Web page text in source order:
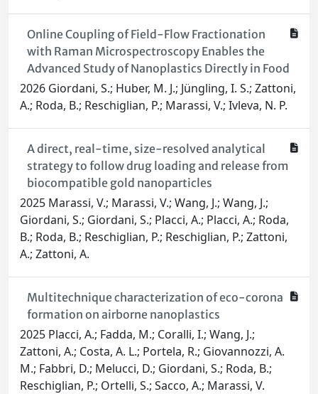
Online Coupling of Field-Flow Fractionation
with Raman Microspectroscopy Enables the
Advanced Study of Nanoplastics Directly in Food
2026 Giordani, S.; Huber, M. J.; Jüngling, I. S.; Zattoni,
A.; Roda, B.; Reschiglian, P.; Marassi, V.; Ivleva, N. P.
A direct, real-time, size-resolved analytical
strategy to follow drug loading and release from
biocompatible gold nanoparticles
2025 Marassi, V.; Marassi, V.; Wang, J.; Wang, J.;
Giordani, S.; Giordani, S.; Placci, A.; Placci, A.; Roda,
B.; Roda, B.; Reschiglian, P.; Reschiglian, P.; Zattoni,
A.; Zattoni, A.
Multitechnique characterization of eco-corona
formation on airborne nanoplastics
2025 Placci, A.; Fadda, M.; Coralli, I.; Wang, J.;
Zattoni, A.; Costa, A. L.; Portela, R.; Giovannozzi, A.
M.; Fabbri, D.; Melucci, D.; Giordani, S.; Roda, B.;
Reschiglian, P.; Ortelli, S.; Sacco, A.; Marassi, V.